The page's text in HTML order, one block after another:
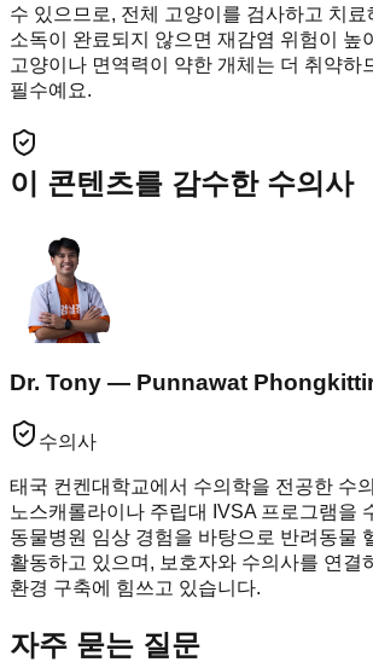
수 있으므로, 전체 고양이를 검사하고 치료
소독이 완료되지 않으면 재감염 위험이 높
고양이나 면역력이 약한 개체는 더 취약하
필수예요.
이 콘텐츠를 감수한 수의사
Dr. Tony — Punnawat
수의사
태국 컨켄대학교에서 수의학을 전공한 수
노스캐롤라이나 주립대 IVSA 프로그램을
동물병원 임상 경험을 바탕으로 반려동물
활동하고 있으며, 보호자와 수의사를 연결
환경 구축에 힘쓰고 있습니다.
자주 묻는 질문